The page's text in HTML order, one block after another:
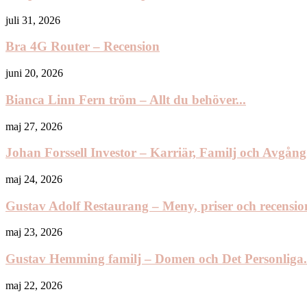
juli 31, 2026
Bra 4G Router – Recension
juni 20, 2026
Bianca Linn Fern tröm – Allt du behöver...
maj 27, 2026
Johan Forssell Investor – Karriär, Familj och
maj 24, 2026
Gustav Adolf Restaurang – Meny, priser och
maj 23, 2026
Gustav Hemming familj – Domen och Det
maj 22, 2026